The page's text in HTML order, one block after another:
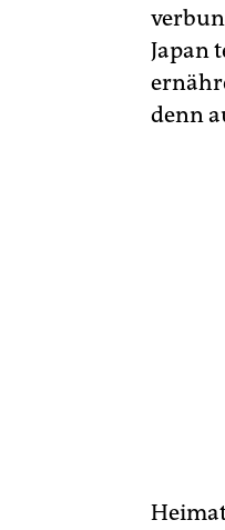
Japan
denn